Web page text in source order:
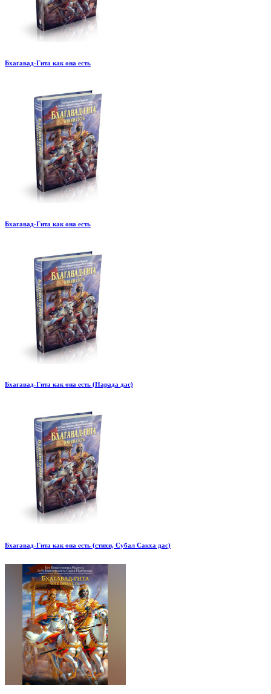
Бхагавад-Гита как она есть
Бхагавад-Гита как она есть
Бхагавад-Гита как она есть (Нарада дас)
Бхагавад-Гита как она есть (стихи, Субал Сакха дас)